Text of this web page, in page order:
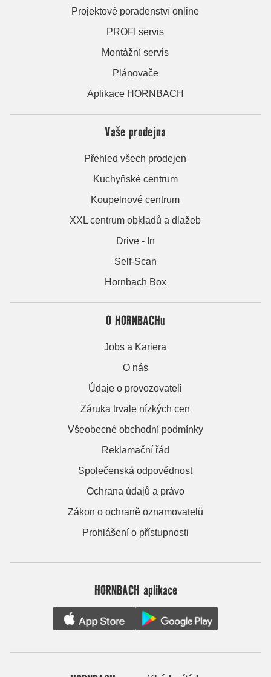
Projektové poradenství online
PROFI servis
Montážní servis
Plánovače
Aplikace HORNBACH
Vaše prodejna
Přehled všech prodejen
Kuchyňské centrum
Koupelnové centrum
XXL centrum obkladů a dlažeb
Drive - In
Self-Scan
Hornbach Box
O HORNBACHu
Jobs a Kariera
O nás
Údaje o provozovateli
Záruka trvale nízkých cen
Všeobecné obchodní podmínky
Reklamační řád
Společenská odpovědnost
Ochrana údajů a právo
Zákon o ochraně oznamovatelů
Prohlášení o přístupnosti
HORNBACH aplikace